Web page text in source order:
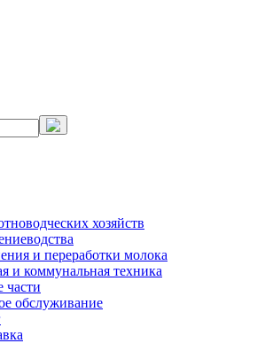
хозяйств
и переработки молока
и коммунальная техника
части
обслуживание